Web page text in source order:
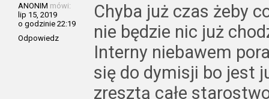
ANONIM mówi:
lip 15, 2019
o godzinie 22:19
Odpowiedz
Chyba już czas żeby
nie będzie nic już
Interny niebawem
się do dymisji bo jest
zresztą całe